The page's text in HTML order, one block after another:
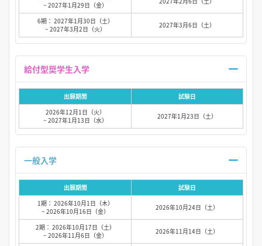
~ 2027年1月29日（金）
6期： 2027年1月30日（土）
~ 2027年3月2日（火）
2027年3月6日（土）
出願期間
試験日
2026年12月1日（火）
~ 2027年1月13日（水）
2027年1月23日（土）
出願期間
試験日
1期： 2026年10月1日（木）
~ 2026年10月16日（金）
2026年10月24日（土）
2期： 2026年10月17日（土）
~ 2026年11月6日（金）
2026年11月14日（土）